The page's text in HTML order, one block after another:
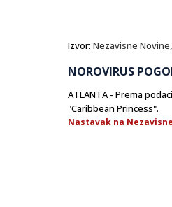
Izvor: Nezavisne Novine,
NOROVIRUS
ATLANTA - Prema
"Caribbean Princess".
Nastavak na